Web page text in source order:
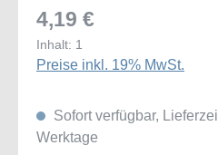
4,19 €
Inhalt: 1
Preise inkl. 19% MwSt.
Sofort verfügbar,
Werktage